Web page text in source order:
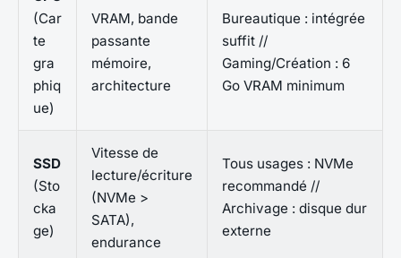
(Car
te
gra
phiq
ue)
VRAM, bande
passante
mémoire,
architecture
Bureautique : intégrée
suffit //
Gaming/Création : 6
Go VRAM minimum
SSD
(Sto
cka
ge)
Vitesse de
lecture/écriture
(NVMe >
SATA),
endurance
Tous usages : NVMe
recommandé //
Archivage : disque dur
externe